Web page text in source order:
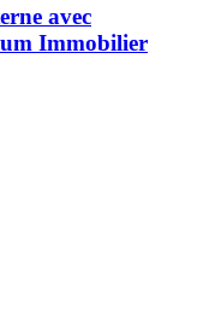
avec
Immobilier